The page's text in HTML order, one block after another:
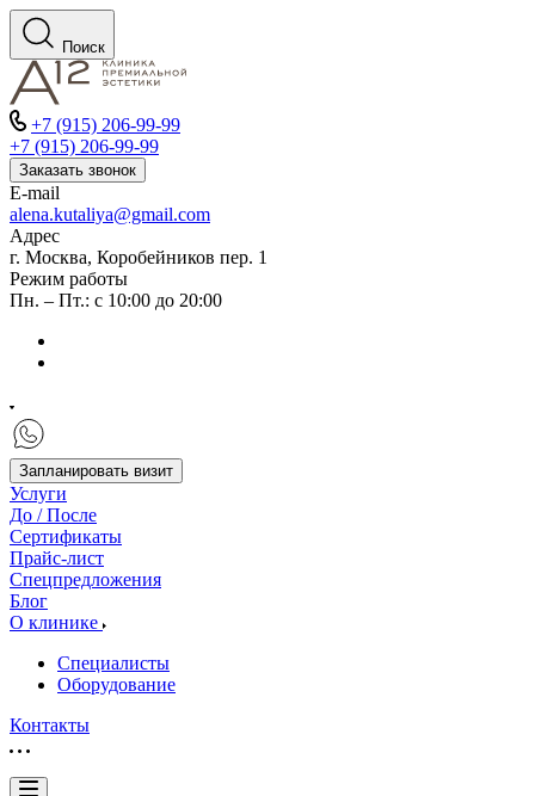
Поиск
+7 (915) 206-99-99
+7 (915) 206-99-99
Заказать звонок
E-mail
alena.kutaliya@gmail.com
Адрес
г. Москва, Коробейников пер. 1
Режим работы
Пн. – Пт.: с 10:00 до 20:00
Запланировать визит
Услуги
До / После
Сертификаты
Прайс-лист
Спецпредложения
Блог
О клинике
Специалисты
Оборудование
Контакты